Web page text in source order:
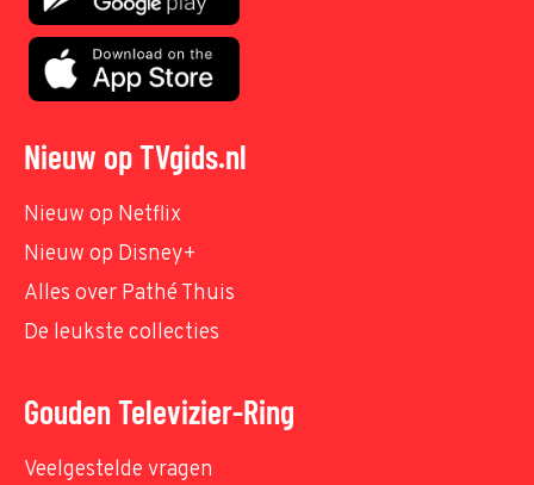
Nieuw op TVgids.nl
Nieuw op Netflix
Nieuw op Disney+
Alles over Pathé Thuis
De leukste collecties
Gouden Televizier-Ring
Veelgestelde vragen